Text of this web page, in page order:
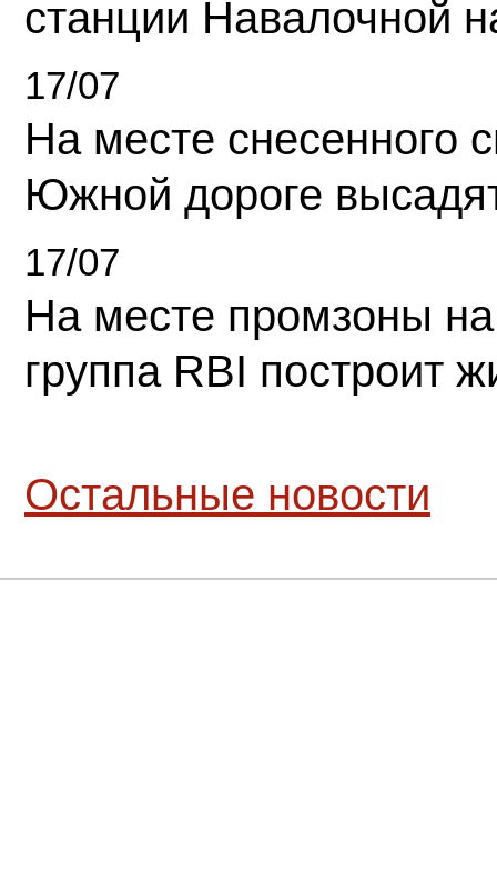
станции Навалочной
17/07
На месте снесенного
Южной дороге
17/07
На месте промзоны
группа RBI построит
Остальные новости